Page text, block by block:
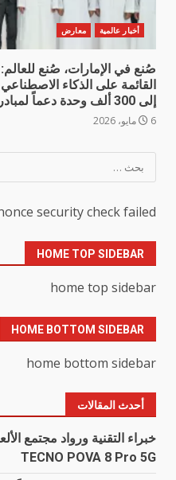
أخبار عالمية معارض
صُنع في الإمارات، صُنع
القائمة على الذكاء
إلى 300 ألف وحدة دعماً لمبادرة “مشروع 300 مليار”
6 مايو، 2026
عن:
security check failed.
HOME TOP SIDEBAR
home top sidebar
HOME BOTTOM SIDEBAR
home bottom sidebar
أحدث المقالات
خبراء التقنية ورواد مجتمع
TECNO POVA 8 Pro 5G